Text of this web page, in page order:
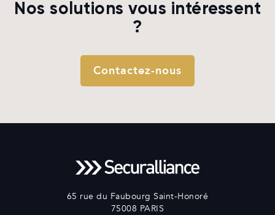
Nos solutions vous intéressent
?
Contactez-nous
65 rue du Faubourg Saint-Honoré
75008 PARIS